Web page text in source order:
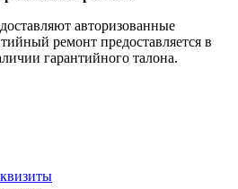
авторизованные
ремонт предоставляется в
гарантийного талона.